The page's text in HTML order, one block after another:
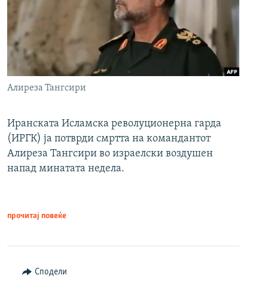
Алиреза Тангсири
Иранската Исламска револуционерна гарда
(ИРГК) ја потврди смртта на командантот
Алиреза Тангсири во израелски воздушен
напад минатата недела.
прочитај повеќе
Сподели